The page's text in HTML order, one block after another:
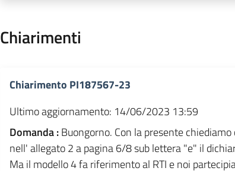
Chiarimenti
Chiarimento PI187567-23
Ultimo aggiornamento: 14/06/2023 13:59
Domanda :Buongorno. Con la presente
nell' allegato 2 a pagina 6/8 sub lettera "e" il
Ma il modello 4 fa riferimento al RTI e noi